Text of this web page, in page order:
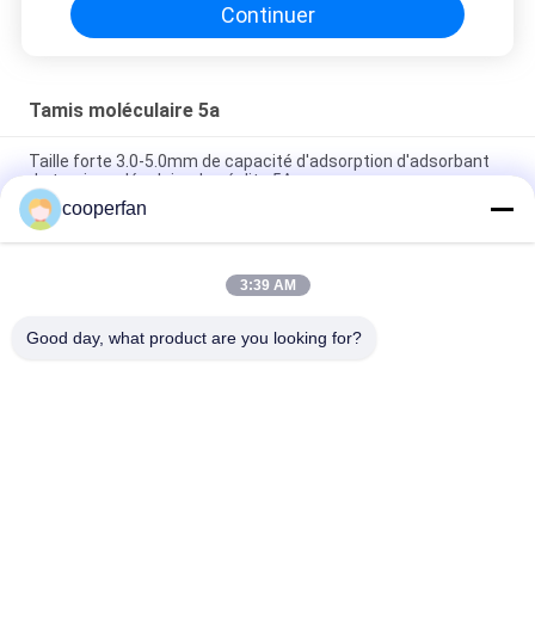
Continuer
Tamis moléculaire 5a
Taille forte 3.0-5.0mm de capacité d'adsorption d'adsorbant
de tamis moléculaire du zéolite 5A
Purification efficace moléculaire industrielle d'air de CO2 du
pore H2O du tamis 5a
tamis moléculaires du zéolite 5A de 3-5mm/tamis
cooperfan
3:39 AM
Good day, what product are you looking for?